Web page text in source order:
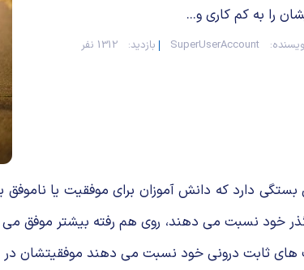
را به کم کاری و...
SuperUserAccount بازدید: 1312 نفر
بستگی دارد که دانش آموزان برای موفقیت یا
خود نسبت می دهند، روی هم رفته بیشتر موفق می
ثابت درونی خود نسبت می دهند موفقیتشان در